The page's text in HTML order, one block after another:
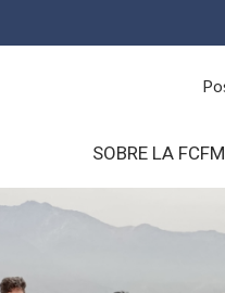
SOBRE LA FCFM